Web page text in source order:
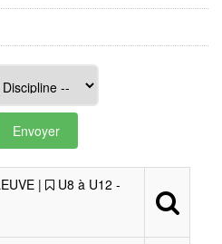
Envoyer
|
U8 à U12 -